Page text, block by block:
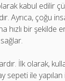
kabul edilir
Ayrıca, çoğu
hızlı bir şekilde
İlk olarak,
sepeti ile